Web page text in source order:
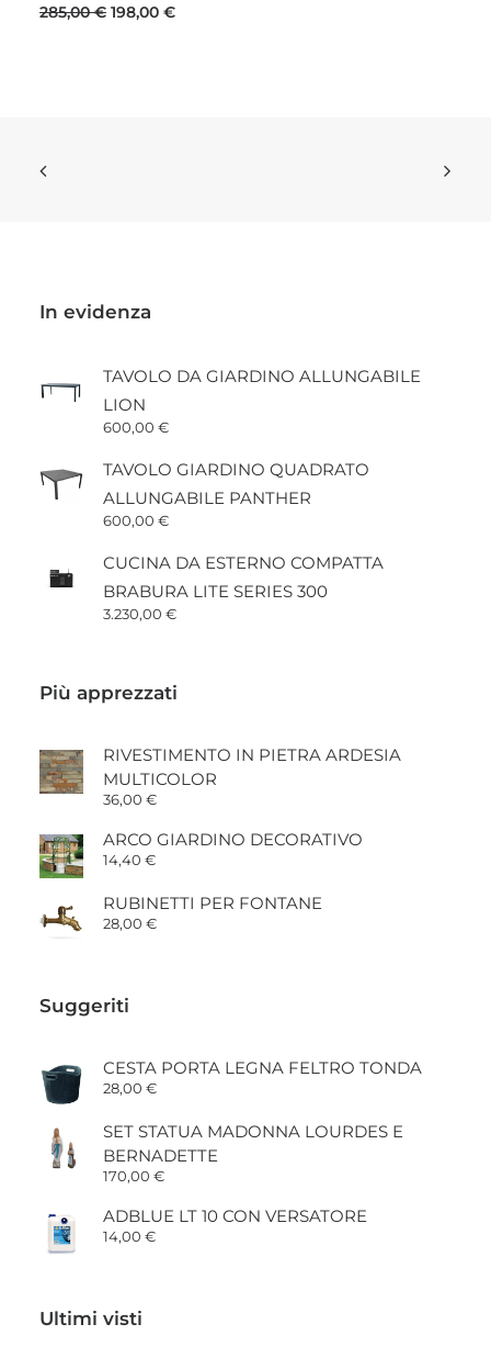
285,00€ Il
198,00 €Il
In evidenza
TAVOLO DA GIARDINO ALLUNGABILE
LION
600,00 €
TAVOLO GIARDINO QUADRATO
ALLUNGABILE PANTHER
600,00 €
CUCINA DA ESTERNO COMPATTA
BRABURA LITE SERIES 300
3.230,00 €
Più apprezzati
RIVESTIMENTO IN PIETRA ARDESIA
MULTICOLOR
36,00 €
ARCO GIARDINO DECORATIVO
14,40 €
RUBINETTI PER FONTANE
28,00 €
Suggeriti
CESTA PORTA LEGNA FELTRO TONDA
28,00 €
SET STATUA MADONNA LOURDES E
BERNADETTE
170,00 €
ADBLUE LT 10 CON VERSATORE
14,00 €
Ultimi visti